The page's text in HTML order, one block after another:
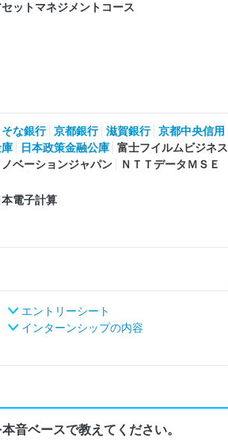
セットマネジメントコース
そな銀行 京都銀行 滋賀銀行
京都中央信用
日本政策金融公庫
富士フイルムビジネス
ノベーションジャパン
ＮＴＴデータＭＳＥ
本電子計算
エントリーシート
インターンシップの内容
音ベースで教えてください。